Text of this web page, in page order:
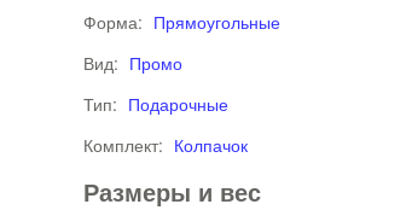
Форма: Прямоугольные
Вид: Промо
Тип: Подарочные
Комплект: Колпачок
Размеры и вес